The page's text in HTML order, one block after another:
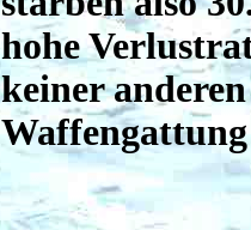
hohe
keiner anderen
Waffengattung